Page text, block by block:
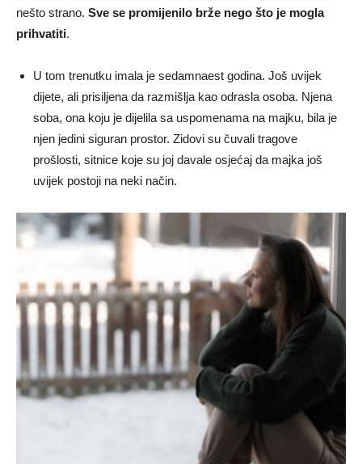
nešto strano. Sve se promijenilo brže nego što je mogla
prihvatiti.
U tom trenutku imala je sedamnaest godina. Još uvijek
dijete, ali prisiljena da razmišlja kao odrasla osoba. Njena
soba, ona koju je dijelila sa uspomenama na majku, bila je
njen jedini siguran prostor. Zidovi su čuvali tragove
prošlosti, sitnice koje su joj davale osjećaj da majka još
uvijek postoji na neki način.